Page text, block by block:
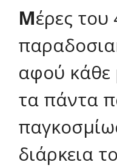
Μέρες του
αφού κάθε
τα πάντα
διάρκεια